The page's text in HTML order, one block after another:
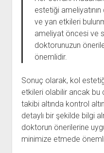
estetiği
ve yan etkileri
ameliyat öncesi ve
doktorunuzun
önemlidir.
Sonuç olarak, kol
etkileri olabilir ancak bu
takibi altında kontrol
detaylı bir şekilde bilgi
doktorun önerilerine
minimize etmede